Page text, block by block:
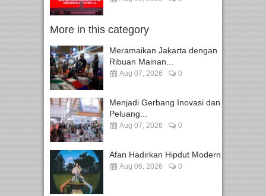
More in this category
Meramaikan Jakarta dengan
Ribuan Mainan...
Aug 07, 2026 0
Menjadi Gerbang Inovasi dan
Peluang...
Aug 07, 2026 0
Afan Hadirkan Hipdut Modern...
Aug 06, 2026 0